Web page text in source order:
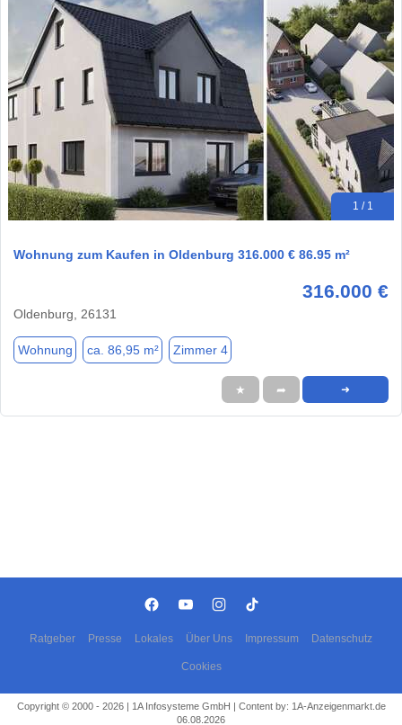
1 / 1
Wohnung zum Kaufen in Oldenburg 316.000 € 86.95 m²
316.000 €
Oldenburg, 26131
Wohnung ca. 86,95 m² Zimmer 4
★ ➦ ➜
Ratgeber Presse Lokales Über Uns Impressum Datenschutz
Cookies
Copyright © 2000 - 2026 | 1A Infosysteme GmbH | Content by: 1A-Anzeigenmarkt.de
06.08.2026